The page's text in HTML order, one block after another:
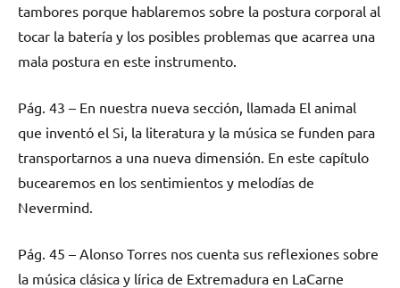
tambores porque hablaremos sobre la postura corporal al
tocar la batería y los posibles problemas que acarrea una
mala postura en este instrumento.
Pág. 43 – En nuestra nueva sección, llamada El animal
que inventó el Si, la literatura y la música se funden para
transportarnos a una nueva dimensión. En este capítulo
bucearemos en los sentimientos y melodías de
Nevermind.
Pág. 45 – Alonso Torres nos cuenta sus reflexiones sobre
la música clásica y lírica de Extremadura en LaCarne